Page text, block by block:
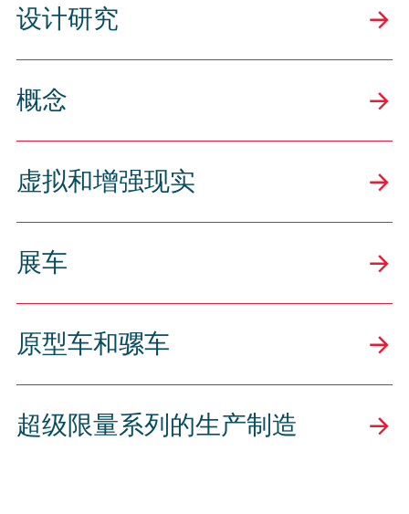
设计研究
概念
虚拟和增强现实
展车
原型车和骡车
超级限量系列的生产制造